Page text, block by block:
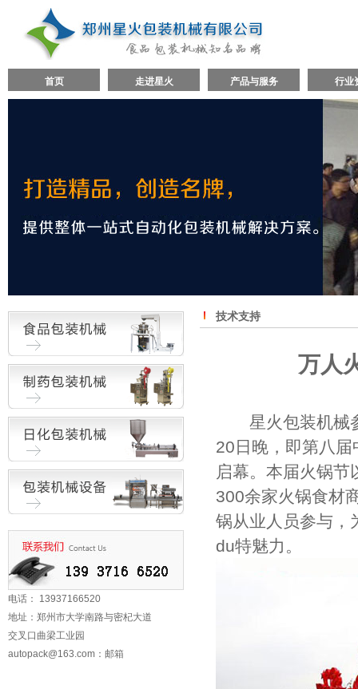
首页 走进星火 产品与服务 行业
电话： 13937166520
地址：郑州市大学南路与密杞大道
交叉口曲梁工业园
autopack@163.com ：邮箱
技术支持
万人
星火包装机械参
20日晚，即第八
启幕。本届火锅节
300余家火锅食材
锅从业人员参与，
du特魅力。